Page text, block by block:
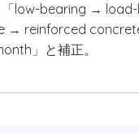
low-bearing → load-
→ reinforced
」と補正。